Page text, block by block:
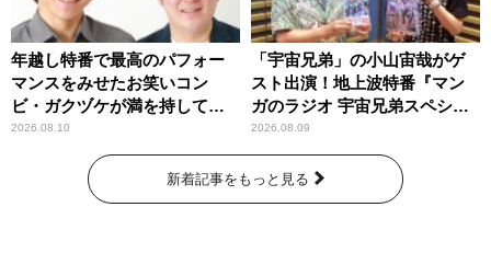
年越し特番で最高のパフォー
マンスをみせたお笑いコン
ビ・ガクヅケが満を持して
『オールナイトニッポン
0(ZERO)』に登場！
2026.08.10
「宇宙兄弟」の小山宙哉がゲ
スト出演！地上波特番『マン
ガのラジオ 宇宙兄弟スペシャ
ル 』
2026.08.09
新着記事をもっと見る